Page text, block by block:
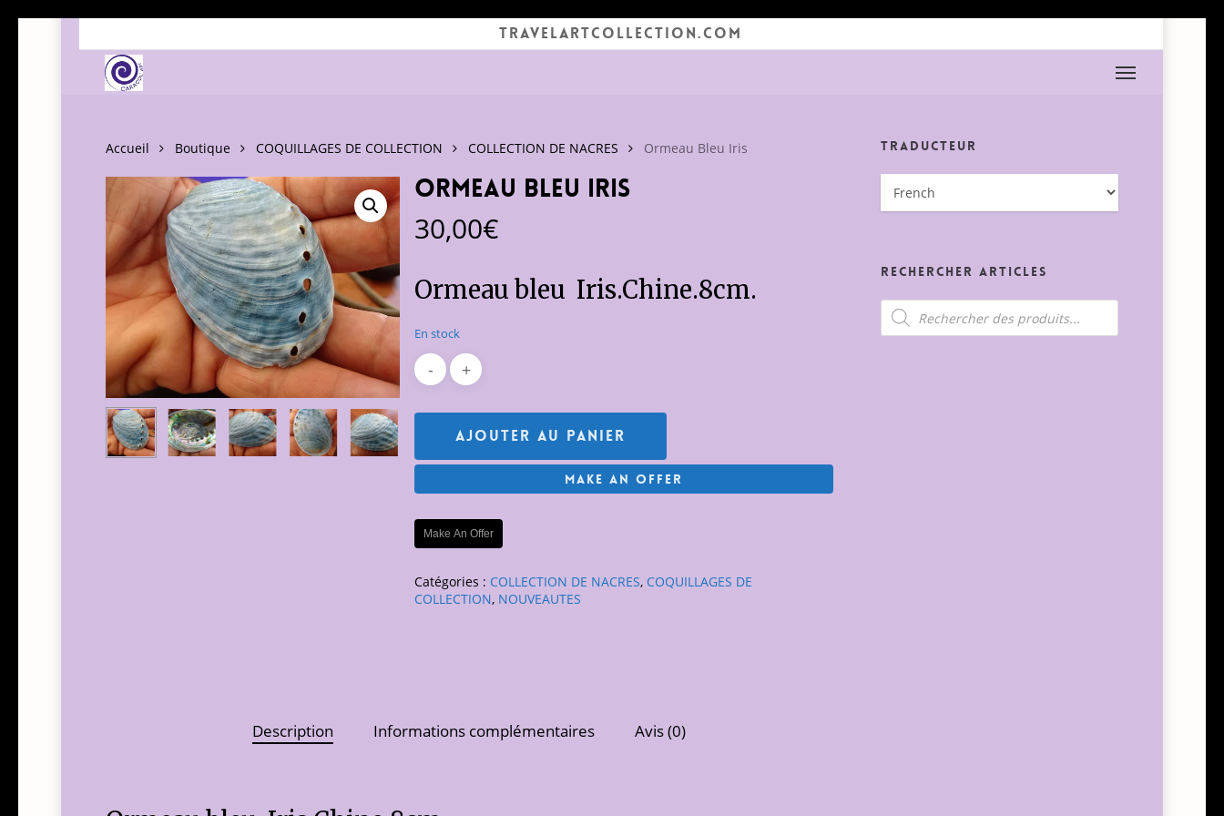
TRAVELARTCOLLECTION.COM
Menu
Accueil Boutique COQUILLAGES DE COLLECTION COLLECTION DE NACRES Ormeau Bleu Iris
Ormeau Bleu Iris
30,00€
Ormeau bleu Iris.Chine.8cm.
En stock
Ajouter Au Panier
Make An Offer
Make An Offer
Catégories : COLLECTION DE NACRES, COQUILLAGES DE
COLLECTION, NOUVEAUTES
Description Informations complémentaires Avis (0)
Traducteur
Rechercher Articles
Recherche
de
produits